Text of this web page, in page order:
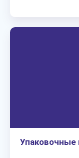
Упаковочные